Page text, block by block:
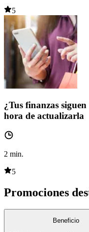
5
¿Tus finanzas
hora de actualizarla
2 min.
5
Promociones
Beneficio